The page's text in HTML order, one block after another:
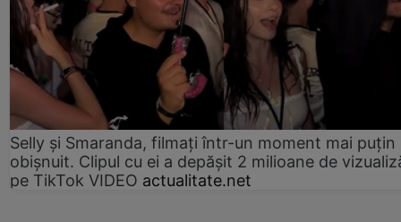
Selly și Smaranda, filmați într-un moment mai puțin
obișnuit. Clipul cu ei a depășit 2 milioane de
pe TikTok VIDEO actualitate.net